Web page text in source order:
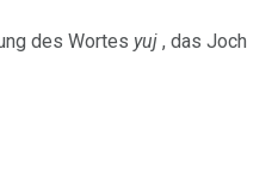
des Wortes yuj , das Joch